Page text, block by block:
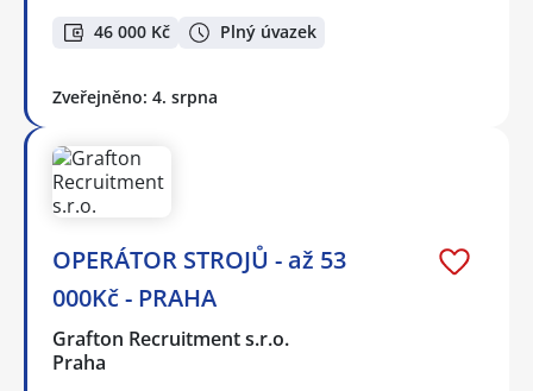
46 000 Kč Plný úvazek
Zveřejněno: 4. srpna
OPERÁTOR STROJŮ - až 53
000Kč - PRAHA
Grafton Recruitment s.r.o.
Praha